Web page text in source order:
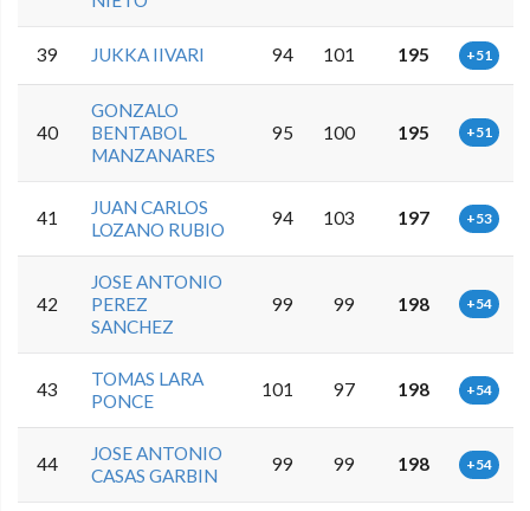
39 JUKKA IIVARI 94 101 195 +51
40
GONZALO
BENTABOL
MANZANARES
95 100 195 +51
41
JUAN CARLOS
LOZANO RUBIO
94 103 197 +53
42
JOSE ANTONIO
PEREZ
SANCHEZ
99 99 198 +54
43
TOMAS LARA
PONCE
101 97 198 +54
44
JOSE ANTONIO
CASAS GARBIN
99 99 198 +54